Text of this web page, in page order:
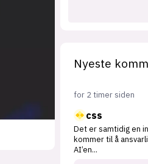
Nyeste
for 2 timer siden
css
Det er samtidig en
kommer til å
AI’en...